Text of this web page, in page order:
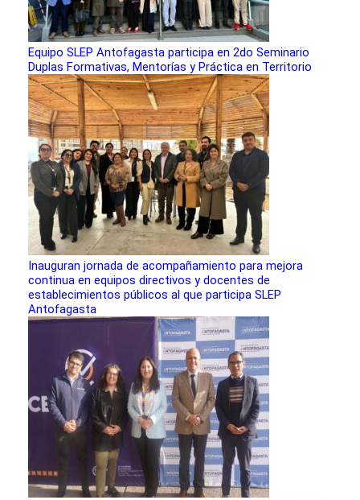
Equipo SLEP Antofagasta participa en 2do Seminario
Duplas Formativas, Mentorías y Práctica en Territorio
Inauguran jornada de acompañamiento para mejora
continua en equipos directivos y docentes de
establecimientos públicos al que participa SLEP
Antofagasta